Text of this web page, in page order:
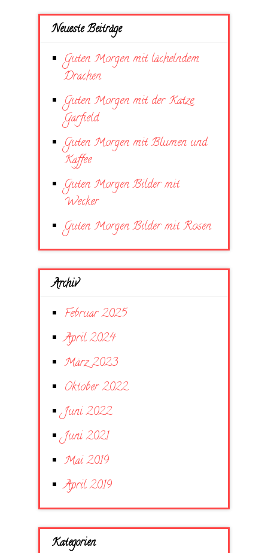
Neueste Beiträge
Guten Morgen mit lächelndem
Drachen
Guten Morgen mit der Katze
Garfield
Guten Morgen mit Blumen und
Kaffee
Guten Morgen Bilder mit
Wecker
Guten Morgen Bilder mit Rosen
Archiv
Februar 2025
April 2024
März 2023
Oktober 2022
Juni 2022
Juni 2021
Mai 2019
April 2019
Kategorien